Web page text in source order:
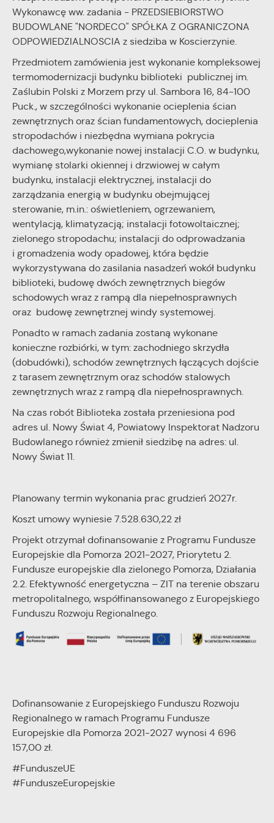
Wykonawcę ww. zadania - PRZEDSIEBIORSTWO
BUDOWLANE "NORDECO" SPÓŁKA Z OGRANICZONA
ODPOWIEDZIALNOSCIA z siedziba w Koscierzynie.
Przedmiotem zamówienia jest wykonanie kompleksowej
termomodernizacji budynku biblioteki publicznej im.
Zaślubin Polski z Morzem przy ul. Sambora 16, 84-100
Puck., w szczególności wykonanie ocieplenia ścian
zewnętrznych oraz ścian fundamentowych, docieplenia
stropodachów i niezbędna wymiana pokrycia
dachowego,wykonanie nowej instalacji C.O. w budynku,
wymianę stolarki okiennej i drzwiowej w całym
budynku, instalacji elektrycznej, instalacji do
zarządzania energią w budynku obejmującej
sterowanie, m.in.: oświetleniem, ogrzewaniem,
wentylacją, klimatyzacją; instalacji fotowoltaicznej;
zielonego stropodachu; instalacji do odprowadzania
i gromadzenia wody opadowej, która będzie
wykorzystywana do zasilania nasadzeń wokół budynku
biblioteki, budowę dwóch zewnętrznych biegów
schodowych wraz z rampą dla niepełnosprawnych
oraz budowę zewnętrznej windy systemowej.
Ponadto w ramach zadania zostaną wykonane
konieczne rozbiórki, w tym: zachodniego skrzydła
(dobudówki), schodów zewnętrznych łączących dojście
z tarasem zewnętrznym oraz schodów stalowych
zewnętrznych wraz z rampą dla niepełnosprawnych.
Na czas robót Biblioteka została przeniesiona pod
adres ul. Nowy Świat 4, Powiatowy Inspektorat Nadzoru
Budowlanego również zmienił siedzibę na adres: ul.
Nowy Świat 11.
Planowany termin wykonania prac grudzień 2027r.
Koszt umowy wyniesie 7.528.630,22 zł
Projekt otrzymał dofinansowanie z Programu Fundusze
Europejskie dla Pomorza 2021-2027, Priorytetu 2.
Fundusze europejskie dla zielonego Pomorza, Działania
2.2. Efektywność energetyczna – ZIT na terenie obszaru
metropolitalnego, współfinansowanego z Europejskiego
Funduszu Rozwoju Regionalnego.
Dofinansowanie z Europejskiego Funduszu Rozwoju
Regionalnego w ramach Programu Fundusze
Europejskie dla Pomorza 2021-2027 wynosi 4 696
157,00 zł.
#FunduszeUE
#FunduszeEuropejskie
stronach podmiotów trzecich lub firm będących naszymi
partnerami oraz innych dostawców usług. Firmy te działają w
charakterze pośredników prezentujących nasze treści w
społecznościowych.